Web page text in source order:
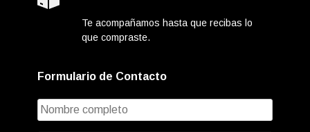
Te acompañamos hasta que recibas lo
que compraste.
Formulario de Contacto